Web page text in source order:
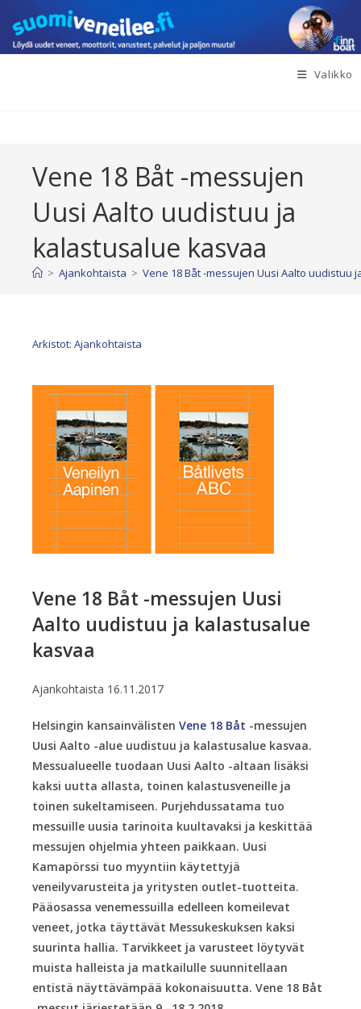
suoraan
sisältöön
Valikko
Vene 18 Båt -messujen
Uusi Aalto uudistuu ja
kalastusalue kasvaa
> Ajankohtaista > Vene 18 Båt -messujen Uusi Aalto uudistuu
Arkistot: Ajankohtaista
Vene 18 Båt -messujen Uusi
Aalto uudistuu ja kalastusalue
kasvaa
Ajankohtaista 16.11.2017
Helsingin kansainvälisten Vene 18 Båt -messujen
Uusi Aalto -alue uudistuu ja kalastusalue kasvaa.
Messualueelle tuodaan Uusi Aalto -altaan lisäksi
kaksi uutta allasta, toinen kalastusveneille ja
toinen sukeltamiseen. Purjehdussatama tuo
messuille uusia tarinoita kuultavaksi ja keskittää
messujen ohjelmia yhteen paikkaan. Uusi
Kamapörssi tuo myyntiin käytettyjä
veneilyvarusteita ja yritysten outlet-tuotteita.
Pääosassa venemessuilla edelleen komeilevat
veneet, jotka täyttävät Messukeskuksen kaksi
suurinta hallia. Tarvikkeet ja varusteet löytyvät
muista halleista ja matkailulle suunnitellaan
entistä näyttävämpää kokonaisuutta. Vene 18 Båt